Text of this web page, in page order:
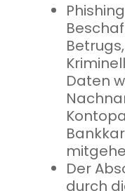
Daten
Der
durch